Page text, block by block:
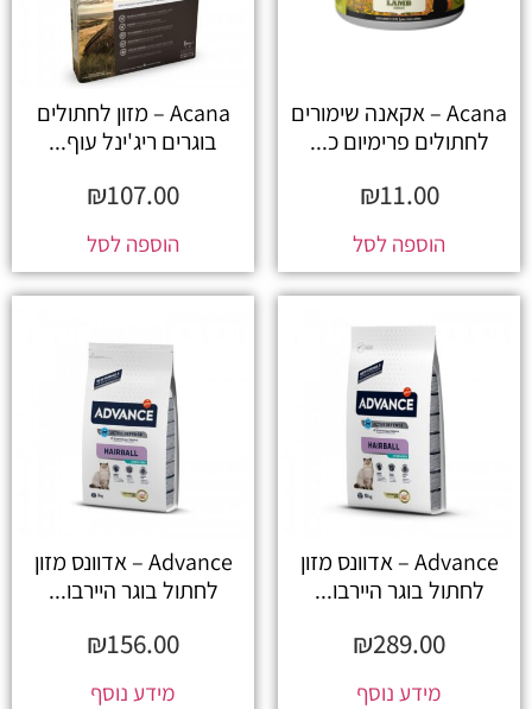
Acana – אקאנה שימורים
לחתולים פרימיום כ...
₪11.00
הוספה לסל
Acana – מזון לחתולים
בוגרים ריג'ינל עוף...
₪107.00
הוספה לסל
Advance – אדוונס מזון
לחתול בוגר היירבו...
₪289.00
מידע נוסף
Advance – אדוונס מזון
לחתול בוגר היירבו...
₪156.00
מידע נוסף